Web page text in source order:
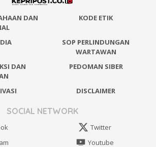
DAN
KODE ETIK
SOP PERLINDUNGAN
WARTAWAN
DAN
PEDOMAN SIBER
DISCLAIMER
SOCIAL NETWORK
Twitter
Youtube